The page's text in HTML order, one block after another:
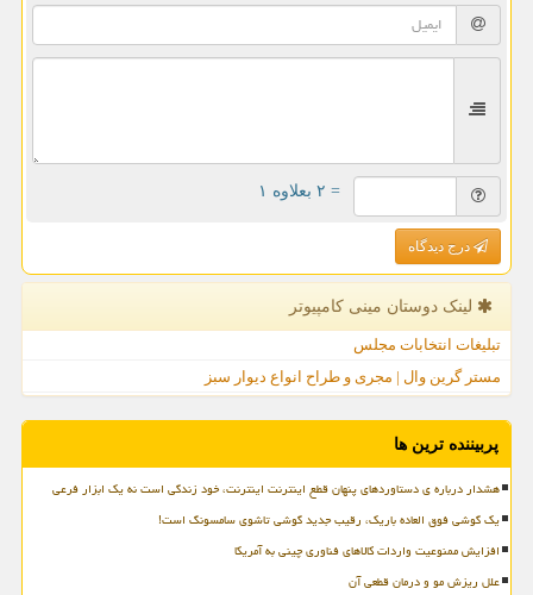
= ۲ بعلاوه ۱
درج دیدگاه
لینک دوستان مینی كامپیوتر
تبلیغات انتخابات مجلس
مستر گرین وال | مجری و طراح انواع دیوار سبز
پربیننده ترین ها
هشدار درباره ی دستاوردهای پنهان قطع اینترنت اینترنت، خود زندگی است نه یک ابزار فرعی
یک گوشی فوق العاده باریک، رقیب جدید گوشی تاشوی سامسونگ است!
افزایش ممنوعیت واردات کالاهای فناوری چینی به آمریکا
علل ریزش مو و درمان قطعی آن